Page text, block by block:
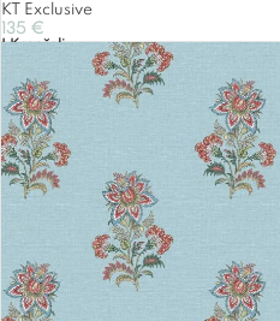
KT Exclusive
135 €
Į Krepšelį